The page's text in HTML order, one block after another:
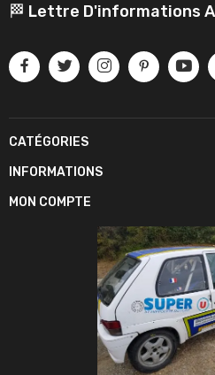
🏁 Lettre D'informations
CATÉGORIES
INFORMATIONS
MON COMPTE